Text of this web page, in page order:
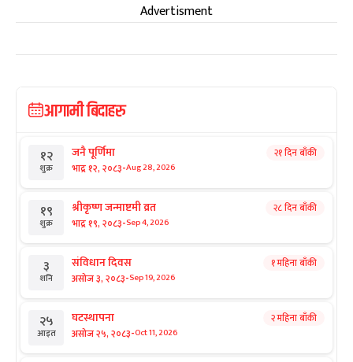
Advertisment
आगामी बिदाहरु
१२
शुक्र
जनै पूर्णिमा
भाद्र १२, २०८३-Aug 28, 2026
२१ दिन बाँकी
१९
शुक्र
श्रीकृष्ण जन्माष्टमी व्रत
भाद्र १९, २०८३-Sep 4, 2026
२८ दिन बाँकी
३
शनि
संविधान दिवस
असोज ३, २०८३-Sep 19, 2026
१ महिना बाँकी
२५
आइत
घटस्थापना
असोज २५, २०८३-Oct 11, 2026
२ महिना बाँकी